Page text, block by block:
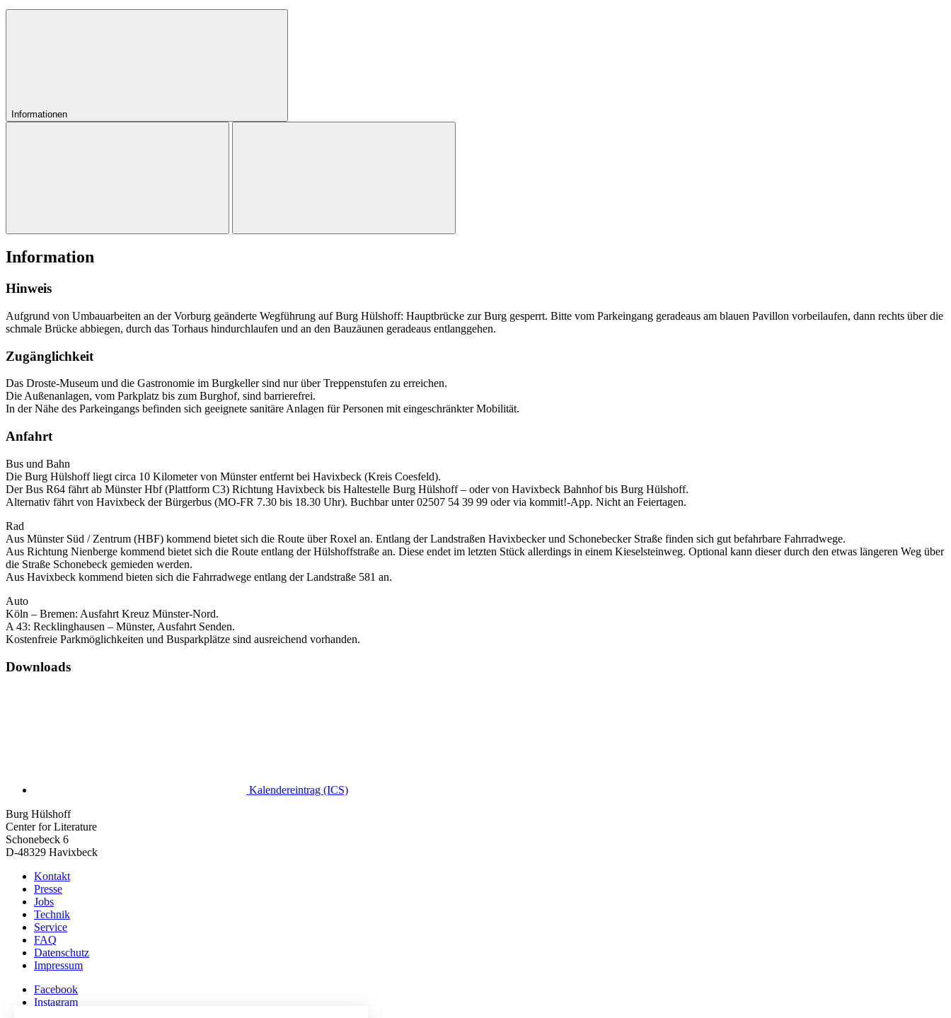
Informationen
Information
Hinweis
Aufgrund von Umbauarbeiten an der Vorburg geänderte Wegführung auf Burg Hülshoff: Hauptbrücke zur Burg gesperrt. Bitte vom Parkeingang geradeaus am blauen Pavillon vorbeilaufen, dann rechts über die
schmale Brücke abbiegen, durch das Torhaus hindurchlaufen und an den Bauzäunen geradeaus entlanggehen.
Zugänglichkeit
Das Droste-Museum und die Gastronomie im Burgkeller sind nur über Treppenstufen zu erreichen.
Die Außenanlagen, vom Parkplatz bis zum Burghof, sind barrierefrei.
In der Nähe des Parkeingangs befinden sich geeignete sanitäre Anlagen für Personen mit eingeschränkter Mobilität.
Anfahrt
Bus und Bahn
Die Burg Hülshoff liegt circa 10 Kilometer von Münster entfernt bei Havixbeck (Kreis Coesfeld).
Der Bus R64 fährt ab Münster Hbf (Plattform C3) Richtung Havixbeck bis Haltestelle Burg Hülshoff – oder von Havixbeck Bahnhof bis Burg Hülshoff.
Alternativ fährt von Havixbeck der Bürgerbus (MO-FR 7.30 bis 18.30 Uhr). Buchbar unter 02507 54 39 99 oder via kommit!-App. Nicht an Feiertagen.
Rad
Aus Münster Süd / Zentrum (HBF) kommend bietet sich die Route über Roxel an. Entlang der Landstraßen Havixbecker und Schonebecker Straße finden sich gut befahrbare Fahrradwege.
Aus Richtung Nienberge kommend bietet sich die Route entlang der Hülshoffstraße an. Diese endet im letzten Stück allerdings in einem Kieselsteinweg. Optional kann dieser durch den etwas längeren Weg über
die Straße Schonebeck gemieden werden.
Aus Havixbeck kommend bieten sich die Fahrradwege entlang der Landstraße 581 an.
Auto
Köln – Bremen: Ausfahrt Kreuz Münster-Nord.
A 43: Recklinghausen – Münster, Ausfahrt Senden.
Kostenfreie Parkmöglichkeiten und Busparkplätze sind ausreichend vorhanden.
Downloads
Kalendereintrag (ICS)
Burg Hülshoff
Center for Literature
Schonebeck 6
D-48329 Havixbeck
Kontakt
Presse
Jobs
Technik
Service
FAQ
Datenschutz
Impressum
Facebook
Instagram